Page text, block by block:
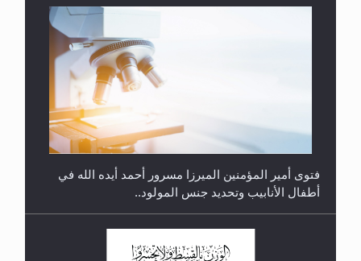
فتوى أمير المؤمنين الميرزا مسرور أحمد أيده الله في
أطفال الأنابيب وتحديد جنس المولود..